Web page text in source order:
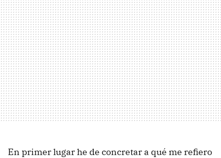
En primer lugar he de concretar a qué me refiero